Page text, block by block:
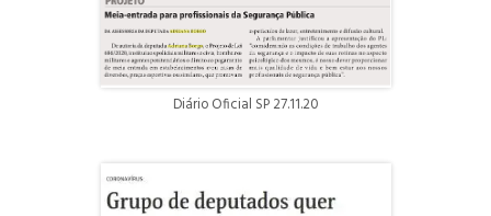
Diário Oficial SP 27.11.20